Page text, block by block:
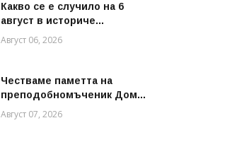
Какво се е случило на 6
август в историче...
Август 06, 2026
Честваме паметта на
преподобномъченик Дом...
Август 07, 2026